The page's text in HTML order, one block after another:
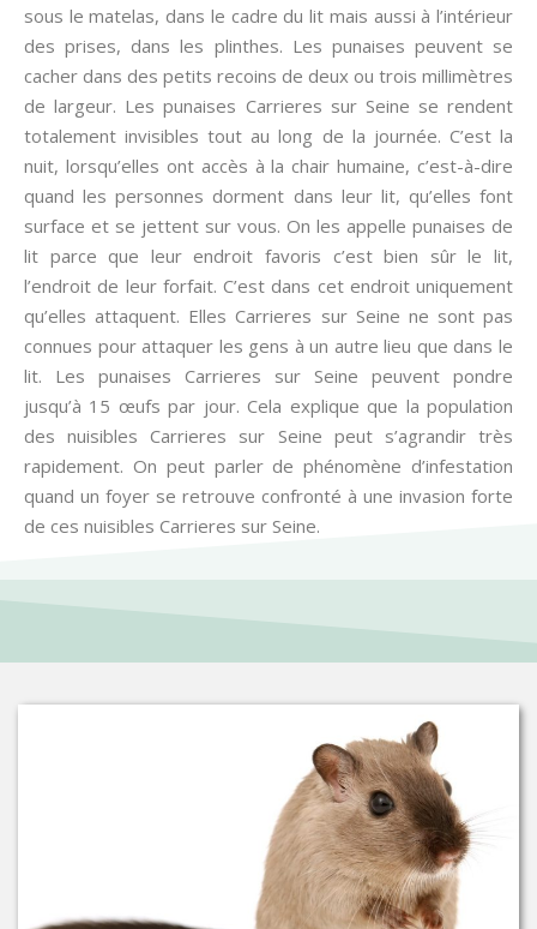
sous le matelas, dans le cadre du lit mais aussi à l’intérieur
des prises, dans les plinthes. Les punaises peuvent se
cacher dans des petits recoins de deux ou trois millimètres
de largeur. Les punaises Carrieres sur Seine se rendent
totalement invisibles tout au long de la journée. C’est la
nuit, lorsqu’elles ont accès à la chair humaine, c’est-à-dire
quand les personnes dorment dans leur lit, qu’elles font
surface et se jettent sur vous. On les appelle punaises de
lit parce que leur endroit favoris c’est bien sûr le lit,
l’endroit de leur forfait. C’est dans cet endroit uniquement
qu’elles attaquent. Elles Carrieres sur Seine ne sont pas
connues pour attaquer les gens à un autre lieu que dans le
lit. Les punaises Carrieres sur Seine peuvent pondre
jusqu’à 15 œufs par jour. Cela explique que la population
des nuisibles Carrieres sur Seine peut s’agrandir très
rapidement. On peut parler de phénomène d’infestation
quand un foyer se retrouve confronté à une invasion forte
de ces nuisibles Carrieres sur Seine.